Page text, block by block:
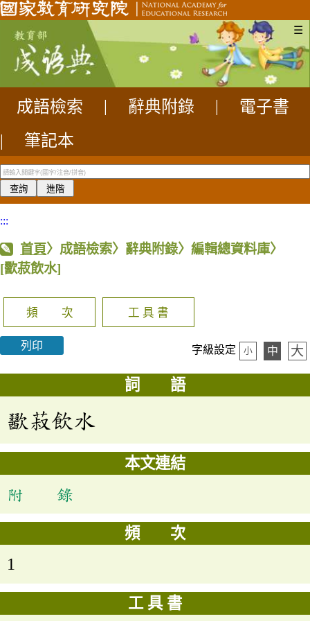
☰
成語檢索 辭典附錄
電子書
|
筆記本
:::
首頁〉成語檢索〉辭典附錄〉編輯總資料庫〉
[歠菽飲水]
頻 次 工 具 書
列印 字級設定 小 中 大
詞 語
歠菽飲水
本文連結
附 錄
頻 次
1
工 具 書